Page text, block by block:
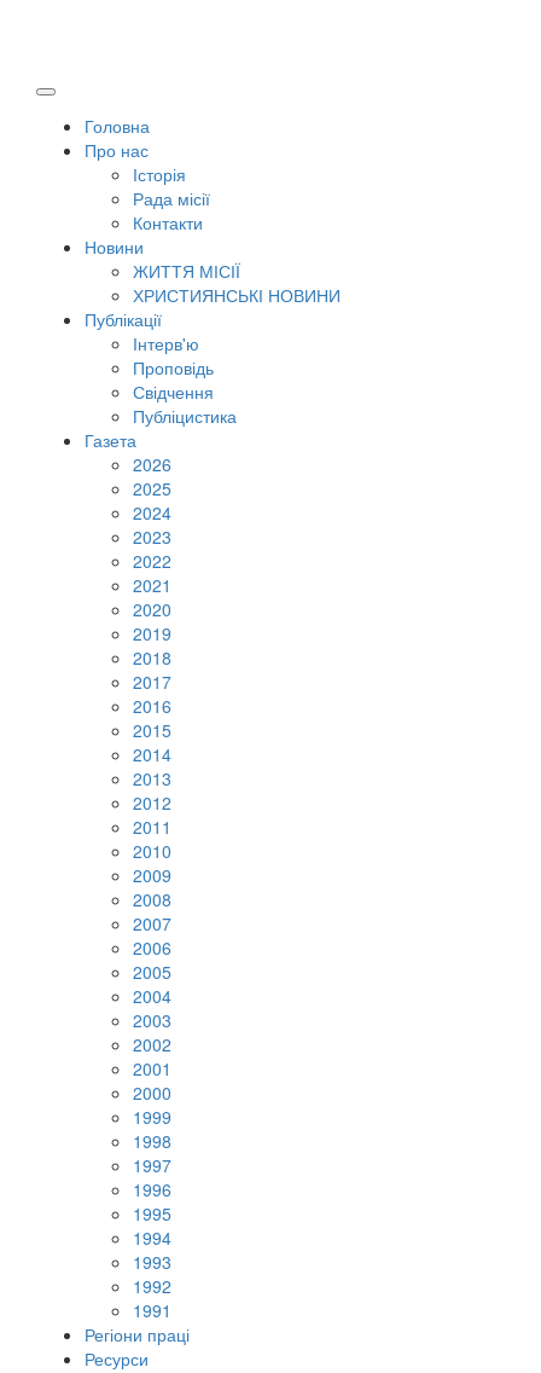
Головна
Про нас
Історія
Рада місії
Контакти
Новини
ЖИТТЯ МІСІЇ
ХРИСТИЯНСЬКІ НОВИНИ
Публікації
Інтерв'ю
Проповідь
Свідчення
Публіцистика
Газета
2026
2025
2024
2023
2022
2021
2020
2019
2018
2017
2016
2015
2014
2013
2012
2011
2010
2009
2008
2007
2006
2005
2004
2003
2002
2001
2000
1999
1998
1997
1996
1995
1994
1993
1992
1991
Регіони праці
Ресурси